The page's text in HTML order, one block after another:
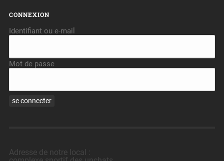
CONNEXION
Identifiant ou e-mail
Mot de passe
Adresse de notre local :